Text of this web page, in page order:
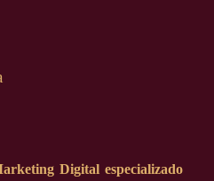
Digital especializado